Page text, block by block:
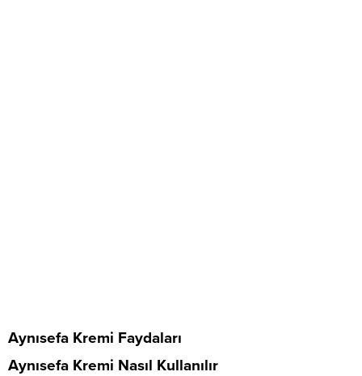
Aynısefa Kremi Faydaları
Aynısefa Kremi Nasıl Kullanılır